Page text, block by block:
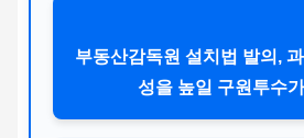
부동산감독원 설치법 발의,
성을 높일 구원투수